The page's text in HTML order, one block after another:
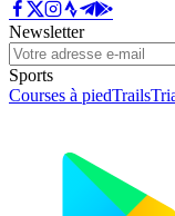
Newsletter
Sports
Courses à piedTrails